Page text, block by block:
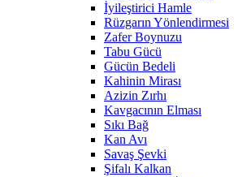
İyileştirici Hamle
Rüzgarın Yönlendirmesi
Zafer Boynuzu
Tabu Gücü
Gücün Bedeli
Kahinin Mirası
Azizin Zırhı
Kavgacının Elması
Sıkı Bağ
Kan Avı
Savaş Şevki
Şifalı Kalkan